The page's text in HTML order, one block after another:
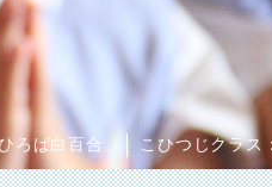
ろば白百合 こひつじクラス